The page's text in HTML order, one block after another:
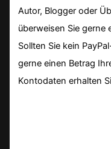
Autor, Blogger oder
überweisen Sie gerne
Sollten Sie kein
gerne einen Betrag
Kontodaten erhalten